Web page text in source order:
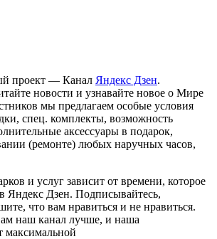
проект — Канал Яндекс Дзен.
новости и узнавайте новое о Мире
мы предлагаем особые условия
спец. комплекты, возможность
аксессуары в подарок,
(ремонте) любых наручных часов,
и услуг зависит от времени, которое
Яндекс Дзен. Подписывайтесь,
что вам нравиться и не нравиться.
наш канал лучше, и наша
максимальной